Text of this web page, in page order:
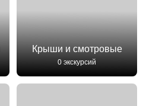
Крыши и смотровые
0 экскурсий